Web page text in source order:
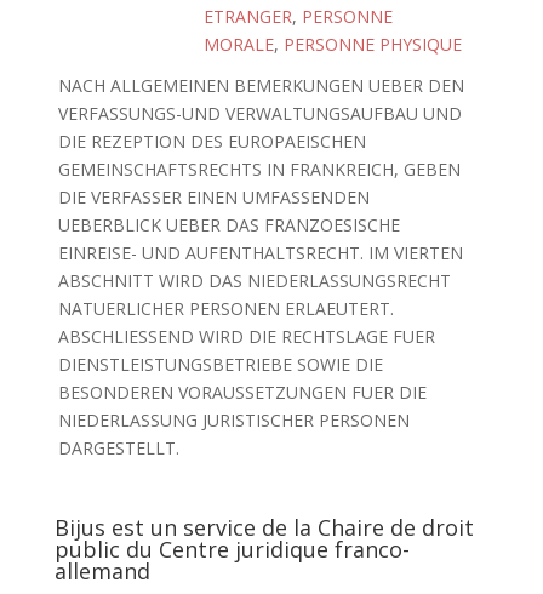
ETRANGER, PERSONNE
MORALE, PERSONNE PHYSIQUE
NACH ALLGEMEINEN BEMERKUNGEN UEBER DEN
VERFASSUNGS-UND VERWALTUNGSAUFBAU UND
DIE REZEPTION DES EUROPAEISCHEN
GEMEINSCHAFTSRECHTS IN FRANKREICH, GEBEN
DIE VERFASSER EINEN UMFASSENDEN
UEBERBLICK UEBER DAS FRANZOESISCHE
EINREISE- UND AUFENTHALTSRECHT. IM VIERTEN
ABSCHNITT WIRD DAS NIEDERLASSUNGSRECHT
NATUERLICHER PERSONEN ERLAEUTERT.
ABSCHLIESSEND WIRD DIE RECHTSLAGE FUER
DIENSTLEISTUNGSBETRIEBE SOWIE DIE
BESONDEREN VORAUSSETZUNGEN FUER DIE
NIEDERLASSUNG JURISTISCHER PERSONEN
DARGESTELLT.
Bijus est un service de la Chaire de droit
public du Centre juridique franco-
allemand